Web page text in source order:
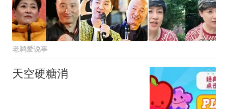
老鹈爱说事
天空硬糖消